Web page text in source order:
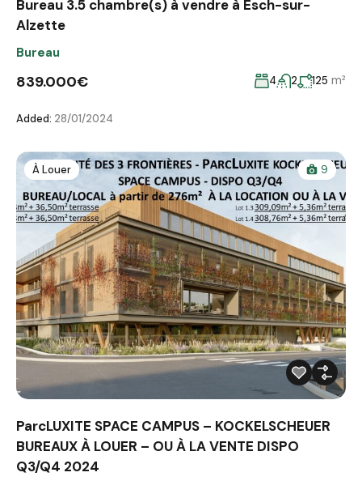
Bureau 3.5 chambre(s) à vendre à Esch-sur-
Alzette
Bureau
839.000€ 4 2 125 m²
Added: 28/01/2024
À Louer 9
ParcLUXITE SPACE CAMPUS – KOCKELSCHEUER
BUREAUX À LOUER – OU À LA VENTE DISPO
Q3/Q4 2024